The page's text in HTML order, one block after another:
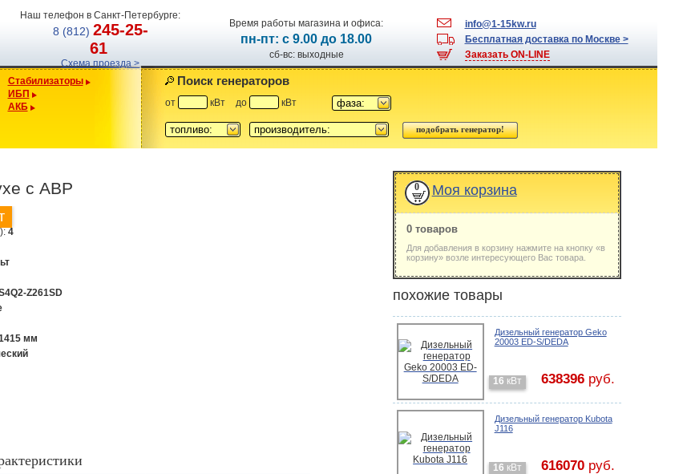
Наш телефон в Санкт-Петербурге:
8 (812) 245-25-
61
Схема проезда >
Время работы магазина и офиса:
пн-пт: с 9.00 до 18.00
сб-вс: выходные
info@1-15kw.ru
Бесплатная доставка по Москве >
Заказать ON-LINE
Стабилизаторы
ИБП
АКБ
Поиск генераторов
от кВт до кВт фаза:
топливо: производитель:
с АВР
4
Z261SD
мм
0 Моя корзина
0 товаров
Для добавления в корзину нажмите на кнопку «в
корзину» возле интересующего Вас товара.
похожие товары
Дизельный генератор Geko
20003 ED-S/DEDA
16 кВт 638396руб.
Дизельный генератор Kubota
J116
16 кВт 616070руб.